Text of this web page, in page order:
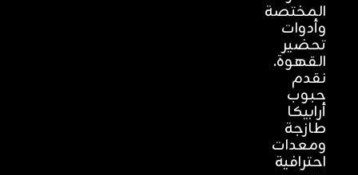
المختصة
وأدوات
تحضير
القهوة.
نقدم
حبوب
أرابيكا
طازجة
ومعدات
احترافية